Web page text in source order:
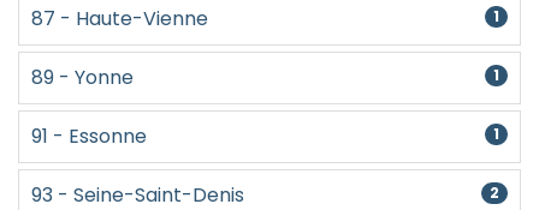
87 - Haute-Vienne 1
89 - Yonne 1
91 - Essonne 1
93 - Seine-Saint-Denis 2